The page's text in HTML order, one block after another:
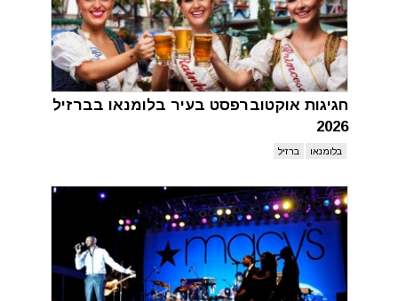
חגיגות אוקטוברפסט בעיר בלומנאו בברזיל
2026
בלומנאו ברזיל